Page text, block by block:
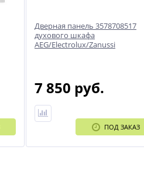
Дверная панель 3578708517
духового шкафа
AEG/Electrolux/Zanussi
7 850 руб.
ПОД ЗАКАЗ